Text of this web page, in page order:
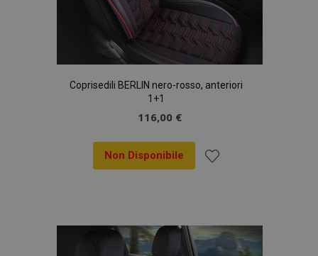
Coprisedili BERLIN nero-rosso, anteriori
1+1
116,00 €
Non Disponibile
lista